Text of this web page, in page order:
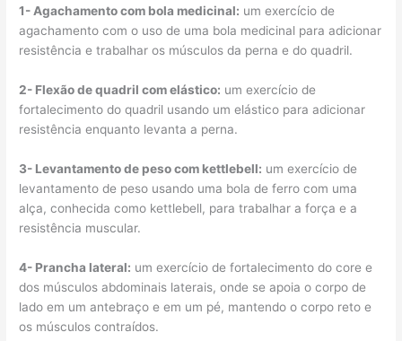
1- Agachamento com bola medicinal: um exercício de
agachamento com o uso de uma bola medicinal para adicionar
resistência e trabalhar os músculos da perna e do quadril.
2- Flexão de quadril com elástico: um exercício de
fortalecimento do quadril usando um elástico para adicionar
resistência enquanto levanta a perna.
3- Levantamento de peso com kettlebell: um exercício de
levantamento de peso usando uma bola de ferro com uma
alça, conhecida como kettlebell, para trabalhar a força e a
resistência muscular.
4- Prancha lateral: um exercício de fortalecimento do core e
dos músculos abdominais laterais, onde se apoia o corpo de
lado em um antebraço e em um pé, mantendo o corpo reto e
os músculos contraídos.